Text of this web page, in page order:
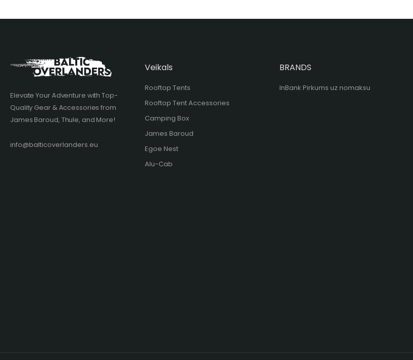
Elevate Your Adventure with Top-
Quality Gear & Accessories from
James Baroud, Thule, and More!
info@balticoverlanders.eu
Veikals
Rooftop Tents
Rooftop Tent Accessories
Camping Box
James Baroud
Egoe Nest
Alu-Cab
BRANDS
InBank Pirkums uz nomaksu